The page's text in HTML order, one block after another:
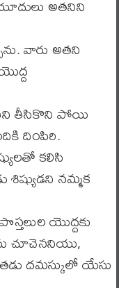
అతనిని
వారు అతని
తీసికొని పోయి
దింపిరి.
కలిసి
నమ్మక
యొద్దకు
చూచెననియు,
దమస్కులో యేసు